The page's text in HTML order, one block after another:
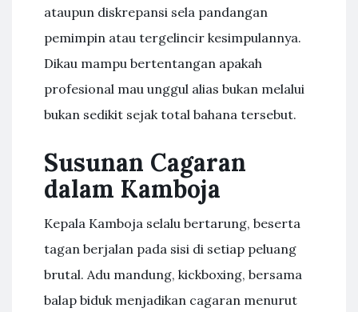
ataupun diskrepansi sela pandangan
pemimpin atau tergelincir kesimpulannya.
Dikau mampu bertentangan apakah
profesional mau unggul alias bukan melalui
bukan sedikit sejak total bahana tersebut.
Susunan Cagaran
dalam Kamboja
Kepala Kamboja selalu bertarung, beserta
tagan berjalan pada sisi di setiap peluang
brutal. Adu mandung, kickboxing, bersama
balap biduk menjadikan cagaran menurut